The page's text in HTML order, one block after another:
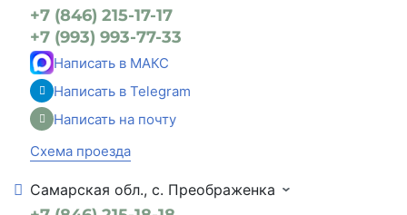
+7 (846) 215-17-17
+7 (993) 993-77-33
Написать в МАКС
Написать в Telegram
Написать на почту
Схема проезда
Самарская обл., с. Преображенка